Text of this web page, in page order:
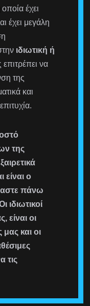
οποία έχει
έχει μεγάλη
ιδιωτική ή
να
της
και
της
είναι ο
πάνω
ιδιωτικοί
είναι οι
μας και οι
τις